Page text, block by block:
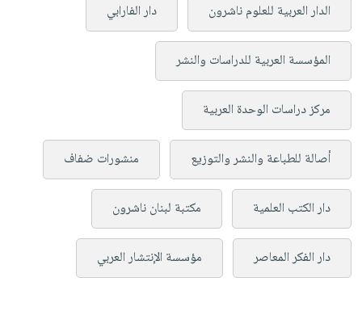
الدار العربية للعلوم ناشرون دار الفارابي
المؤسسة العربية للدراسات والنشر
مركز دراسات الوحدة العربية
أصالة للطباعة والنشر والتوزيع منشورات ضفاف
دار الكتب العلمية مكتبة لبنان ناشرون
دار الفكر المعاصر مؤسسة الإنتشار العربي